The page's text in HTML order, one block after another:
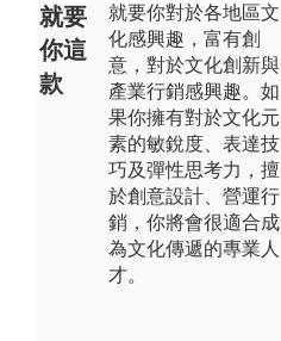
就要
你這
款
就要你對於各地區文
化感興趣，富有創
意，對於文化創新與
產業行銷感興趣。如
果你擁有對於文化元
素的敏銳度、表達技
巧及彈性思考力，擅
於創意設計、營運行
銷，你將會很適合成
為文化傳遞的專業人
才。